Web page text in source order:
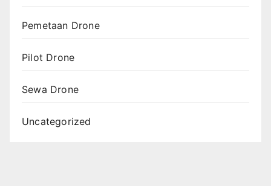
Pemetaan Drone
Pilot Drone
Sewa Drone
Uncategorized